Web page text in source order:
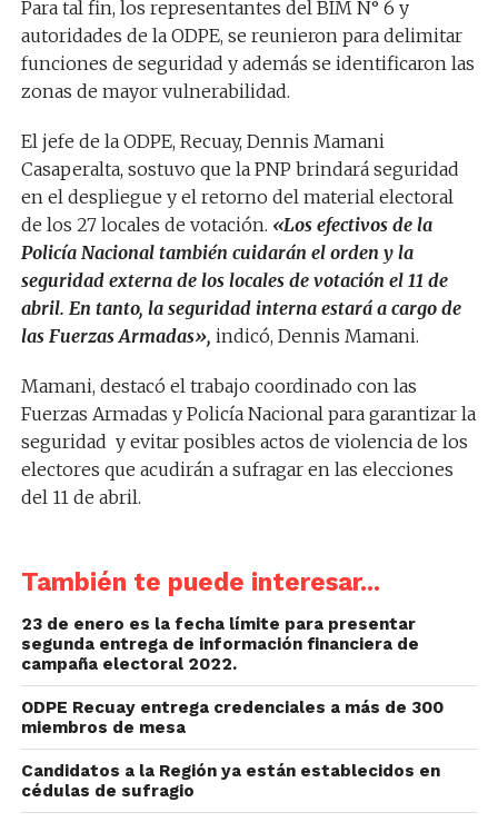
Para tal fin, los representantes del BIM N° 6 y
autoridades de la ODPE, se reunieron para delimitar
funciones de seguridad y además se identificaron las
zonas de mayor vulnerabilidad.
El jefe de la ODPE, Recuay, Dennis Mamani
Casaperalta, sostuvo que la PNP brindará seguridad
en el despliegue y el retorno del material electoral
de los 27 locales de votación. «Los efectivos de la
Policía Nacional también cuidarán el orden y la
seguridad externa de los locales de votación el 11 de
abril. En tanto, la seguridad interna estará a cargo de
las Fuerzas Armadas», indicó, Dennis Mamani.
Mamani, destacó el trabajo coordinado con las
Fuerzas Armadas y Policía Nacional para garantizar la
seguridad y evitar posibles actos de violencia de los
electores que acudirán a sufragar en las elecciones
del 11 de abril.
También te puede interesar...
23 de enero es la fecha límite para presentar
segunda entrega de información financiera de
campaña electoral 2022.
ODPE Recuay entrega credenciales a más de 300
miembros de mesa
Candidatos a la Región ya están establecidos en
cédulas de sufragio